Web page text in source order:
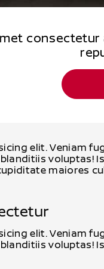
elit. Veniam
voluptas!
maiores
elit. Veniam
voluptas!